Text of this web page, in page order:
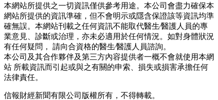
本網站所提供之一切資訊僅供參考用途。本公司會盡力確保本
網站所提供的資訊準確，但不會明示或隱含保證該等資訊均準
確無誤。本網站刊載之任何資訊不能取代醫生∕醫護人員的專
業意見、診斷或治理，亦未必適用於任何情況。如對身體狀況
有任何疑問， 請向合資格的醫生∕醫護人員諮詢。
本公司及其合作夥伴及第三方內容提供者一概不會就使用本網
站 所載資訊而引起或與之有關的申索、損失或損害承擔任何
法律責任。
信報財經新聞有限公司版權所有，不得轉載。